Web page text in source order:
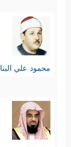
محمود علي البنا